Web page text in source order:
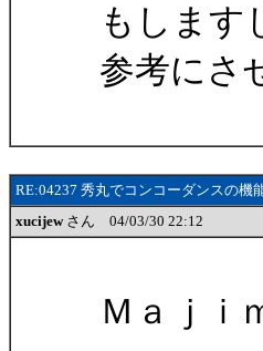
もします
参考にさ
RE:04237 秀丸でコンコーダンスの機
xucijewさん 04/03/30 22:12
Ｍａｊｉ